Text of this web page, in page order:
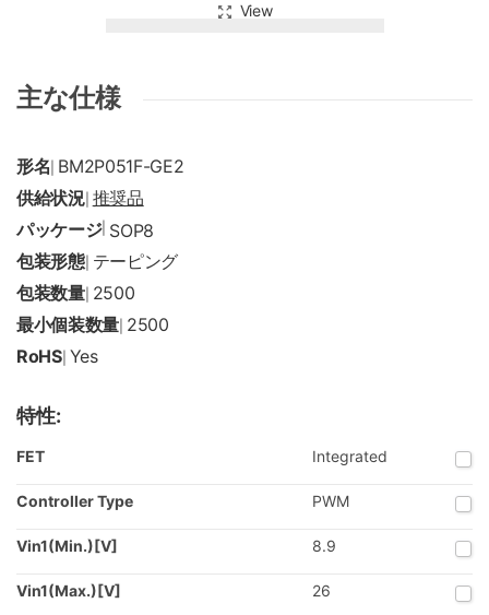
View
主な仕様
形名 BM2P051F-GE2
供給状況| 推奨品
パッケージ| SOP8
包装形態| テーピング
包装数量| 2500
最小個装数量 2500
RoHS| Yes
特性:
FET Integrated
Controller Type PWM
Vin1(Min.)[V] 8.9
Vin1(Max.)[V] 26